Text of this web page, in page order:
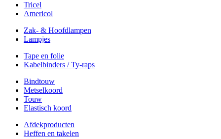
Tricel
Americol
Zak- & Hoofdlampen
Lampjes
Tape en folie
Kabelbinders / Ty-raps
Bindtouw
Metselkoord
Touw
Elastisch koord
Afdekproducten
Heffen en takelen